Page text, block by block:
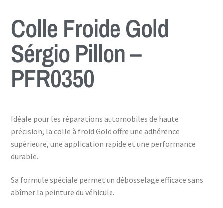
Colle Froide Gold
Sérgio Pillon –
PFR0350
Idéale pour les réparations automobiles de haute
précision, la colle à froid Gold offre une adhérence
supérieure, une application rapide et une performance
durable.
Sa formule spéciale permet un débosselage efficace sans
abîmer la peinture du véhicule.